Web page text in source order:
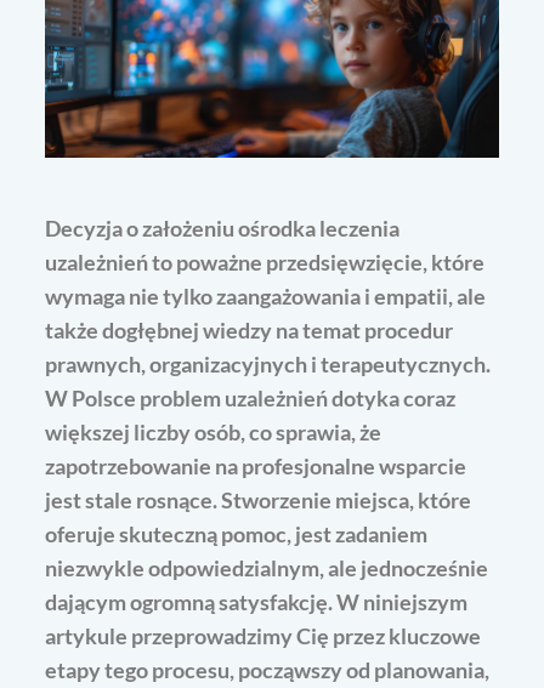
Decyzja o założeniu ośrodka leczenia
uzależnień to poważne przedsięwzięcie, które
wymaga nie tylko zaangażowania i empatii, ale
także dogłębnej wiedzy na temat procedur
prawnych, organizacyjnych i terapeutycznych.
W Polsce problem uzależnień dotyka coraz
większej liczby osób, co sprawia, że
zapotrzebowanie na profesjonalne wsparcie
jest stale rosnące. Stworzenie miejsca, które
oferuje skuteczną pomoc, jest zadaniem
niezwykle odpowiedzialnym, ale jednocześnie
dającym ogromną satysfakcję. W niniejszym
artykule przeprowadzimy Cię przez kluczowe
etapy tego procesu, począwszy od planowania,